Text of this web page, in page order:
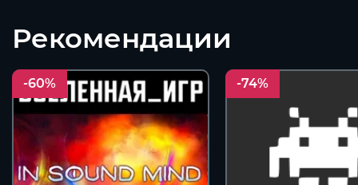
Рекомендации
-60% -74%